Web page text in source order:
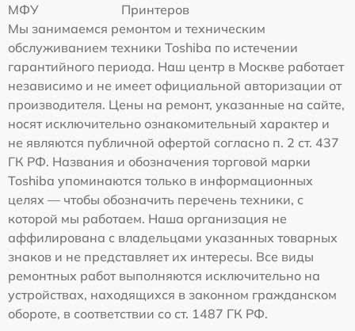
МФУ
Принтеров
Мы занимаемся ремонтом и техническим
обслуживанием техники Toshiba по истечении
гарантийного периода. Наш центр в Москве работает
независимо и не имеет официальной авторизации от
производителя. Цены на ремонт, указанные на сайте,
носят исключительно ознакомительный характер и
не являются публичной офертой согласно п. 2 ст. 437
ГК РФ. Названия и обозначения торговой марки
Toshiba упоминаются только в информационных
целях — чтобы обозначить перечень техники, с
которой мы работаем. Наша организация не
аффилирована с владельцами указанных товарных
знаков и не представляет их интересы. Все виды
ремонтных работ выполняются исключительно на
устройствах, находящихся в законном гражданском
обороте, в соответствии со ст. 1487 ГК РФ.